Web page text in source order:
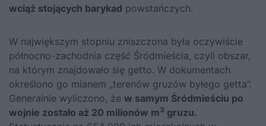
wciąż stojących barykad powstańczych.
W największym stopniu zniszczona była oczywiście
północno-zachodnia część Śródmieścia, czyli obszar,
na którym znajdowało się getto. W dokumentach
określono go mianem „terenów gruzów byłego getta”.
Generalnie wyliczono, że w samym Śródmieściu po
wojnie zostało aż 20 milionów m3 gruzu.